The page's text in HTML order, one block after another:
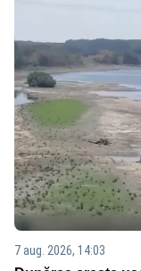
7 aug. 2026, 14:03